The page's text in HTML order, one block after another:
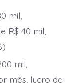
mil,
R$ 40 mil,
mil,
mês, lucro de